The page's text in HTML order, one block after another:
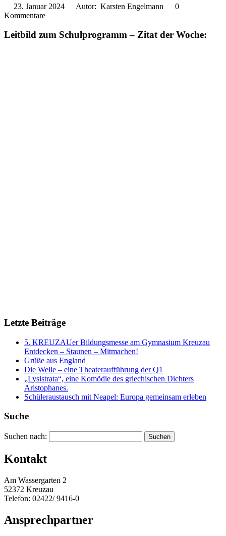
23. Januar 2024 Autor: Karsten Engelmann
0
Kommentare
Leitbild zum Schulprogramm – Zitat der Woche:
Letzte Beiträge
5. KREUZAUer Bildungsmesse am Gymnasium Kreuzau
Entdecken – Staunen – Mitmachen!
Grüße aus England
Die Welle – eine Theateraufführung der Q1
„Lysistrata“, eine Komödie des griechischen Dichters
Aristophanes.
Schüleraustausch mit Neapel: Europa gemeinsam erleben
Suche
Suchen nach:
Kontakt
Am Wassergarten 2
52372 Kreuzau
Telefon: 02422/ 9416-0
Ansprechpartner